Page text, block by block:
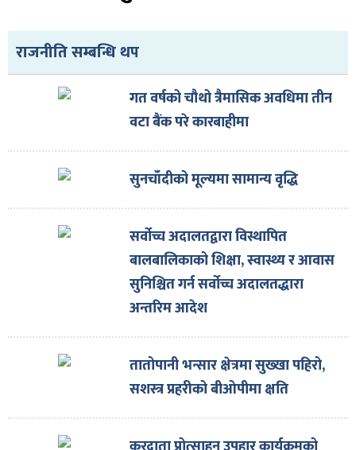
राजनीति सम्बन्धि थप
गत वर्षको चौथो त्रैमासिक अवधिमा तीन
वटा बैंक परे कारबाहीमा
सुनचाँदीको मूल्यमा सामान्य वृद्धि
सर्वोच्च अदालतद्वारा विस्थापित
बालबालिकाको शिक्षा, स्वास्थ्य र आवास
सुनिश्चित गर्न सर्वोच्च अदालतद्धारा
अन्तरिम आदेश
तातोपानी भन्सार क्षेत्रमा सुख्खा पहिरो,
सशस्त्र प्रहरीको बीओपीमा क्षति